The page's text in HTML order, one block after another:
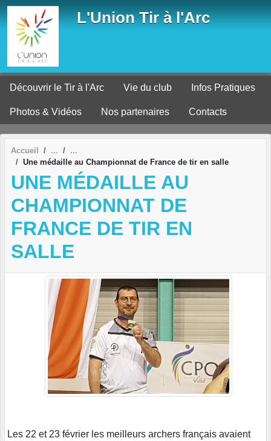
L'Union Tir à l'Arc
Découvrir le Tir à l'Arc Vie du club Infos Pratiques
Photos & Vidéos Nos partenaires Contacts
Accueil
Une médaille au Championnat de France de tir en salle
UNE MÉDAILLE AU
CHAMPIONNAT DE
FRANCE DE TIR EN
SALLE
Les 22 et 23 février les meilleurs archers français avaient
Panneau de gestion des cookies